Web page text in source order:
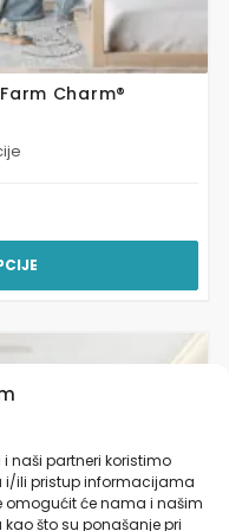
naši partneri koristimo
i/ili pristup informacijama
omogućit će nama i našim
što su ponašanje pri
Charm®